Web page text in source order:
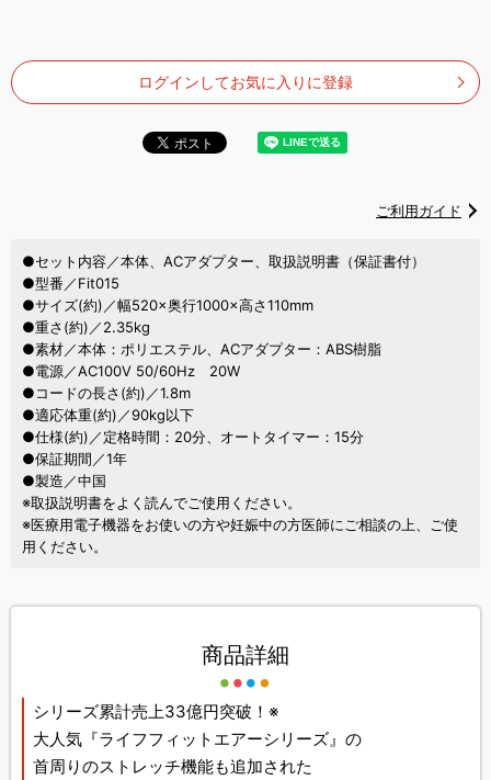
ログインしてお気に入りに登録
ご利用ガイド
●セット内容／本体、ACアダプター、取扱説明書（保証書付）
●型番／Fit015
●サイズ(約)／幅520×奥行1000×高さ110mm
●重さ(約)／2.35kg
●素材／本体：ポリエステル、ACアダプター：ABS樹脂
●電源／AC100V 50/60Hz 20W
●コードの長さ(約)／1.8m
●適応体重(約)／90kg以下
●仕様(約)／定格時間：20分、オートタイマー：15分
●保証期間／1年
●製造／中国
※取扱説明書をよく読んでご使用ください。
※医療用電子機器をお使いの方や妊娠中の方医師にご相談の上、ご使
用ください。
商品詳細
シリーズ累計売上33億円突破！※
大人気『ライフフィットエアーシリーズ』の
首周りのストレッチ機能も追加された